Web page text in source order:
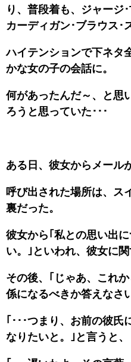
り、普段着も、ジャージ
カーディガン･ブラウス･
ハイテンションで下ネタ
かな女の子の会話に。
何があったんだ～、と思
ろうと思っていた･･･
ある日、彼女からメール
呼び出された場所は、ス
裏だった。
彼女から｢私との思い出
い。｣といわれ、彼女に関
その後、｢じゃあ、これ
係になるべきか答えなさ
｢･･･つまり、お前の彼氏
なりたいと。｣と言うと、